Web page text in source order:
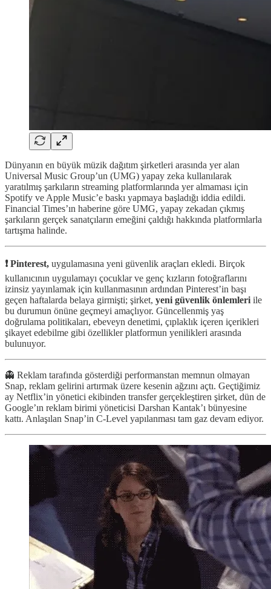
Dünyanın en büyük müzik dağıtım şirketleri arasında yer alan
Universal Music Group’un (UMG) yapay zeka kullanılarak
yaratılmış şarkıların streaming platformlarında yer almaması için
Spotify ve Apple Music’e baskı yapmaya başladığı iddia edildi.
Financial Times’ın haberine göre UMG, yapay zekadan çıkmış
şarkıların gerçek sanatçıların emeğini çaldığı hakkında platformlarla
tartışma halinde.
❗️ Pinterest, uygulamasına yeni güvenlik araçları ekledi. Birçok
kullanıcının uygulamayı çocuklar ve genç kızların fotoğraflarını
izinsiz yayınlamak için kullanmasının ardından Pinterest’in başı
geçen haftalarda belaya girmişti; şirket, yeni güvenlik önlemleri ile
bu durumun önüne geçmeyi amaçlıyor. Güncellenmiş yaş
doğrulama politikaları, ebeveyn denetimi, çıplaklık içeren içerikleri
şikayet edebilme gibi özellikler platformun yenilikleri arasında
bulunuyor.
👻 Reklam tarafında gösterdiği performanstan memnun olmayan
Snap, reklam gelirini artırmak üzere kesenin ağzını açtı. Geçtiğimiz
ay Netflix’in yönetici ekibinden transfer gerçekleştiren şirket, dün de
Google’ın reklam birimi yöneticisi Darshan Kantak’ı bünyesine
kattı. Anlaşılan Snap’in C-Level yapılanması tam gaz devam ediyor.